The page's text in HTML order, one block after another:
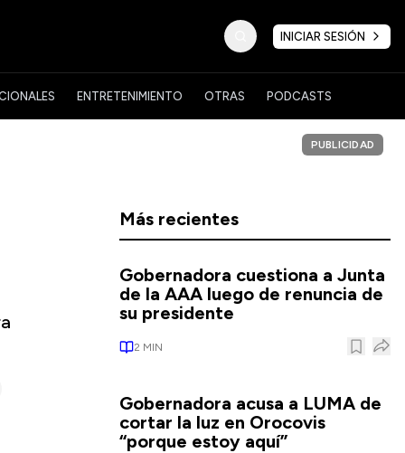
INICIAR SESIÓN
ENTRETENIMIENTO OTRAS PODCASTS
PUBLICIDAD
Más recientes
Gobernadora cuestiona a Junta
de la AAA luego de renuncia de
su presidente
2 MIN
Gobernadora acusa a LUMA de
cortar la luz en Orocovis
“porque estoy aquí”